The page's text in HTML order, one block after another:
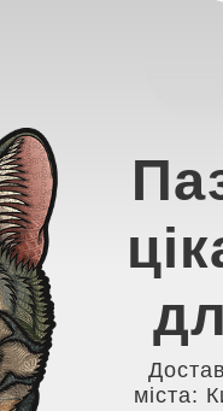
міста: